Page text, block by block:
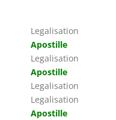
Legalisation
Apostille
Legalisation
Apostille
Legalisation
Legalisation
Apostille